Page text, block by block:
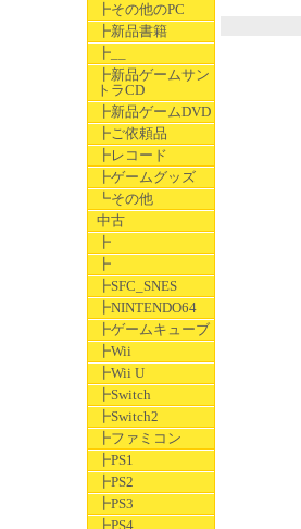
┣その他のPC
┣新品書籍
┣__
┣新品ゲームサン
トラCD
┣新品ゲームDVD
┣ご依頼品
┣レコード
┣ゲームグッズ
┗その他
中古
┣
┣
┣SFC_SNES
┣NINTENDO64
┣ゲームキューブ
┣Wii
┣Wii U
┣Switch
┣Switch2
┣ファミコン
┣PS1
┣PS2
┣PS3
┣PS4